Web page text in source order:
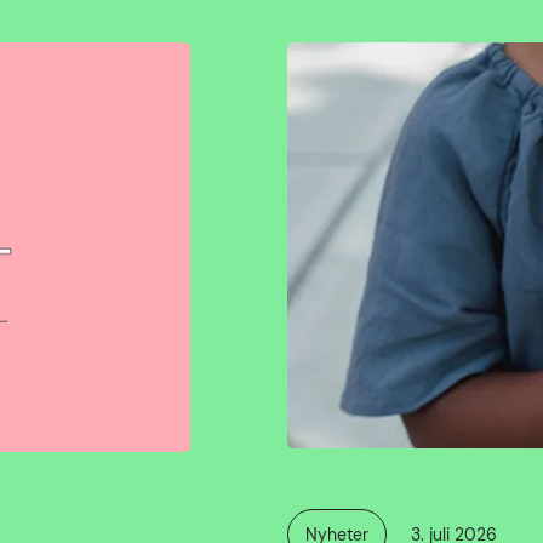
Nyheter Publisert
3. juli 2026